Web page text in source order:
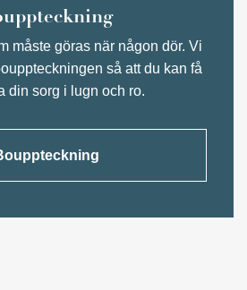
måste göras när någon dör. Vi
så att du kan få
din sorg i lugn och ro.